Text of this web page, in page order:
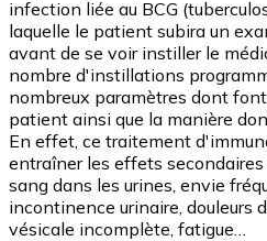
infection liée au BCG
laquelle le patient subira un
avant de se voir instiller le
nombre d'instillations
nombreux paramètres dont
patient ainsi que la manière
En effet, ce traitement
entraîner les effets
sang dans les urines, envie
incontinence urinaire, douleurs
vésicale incomplète, fatigue…